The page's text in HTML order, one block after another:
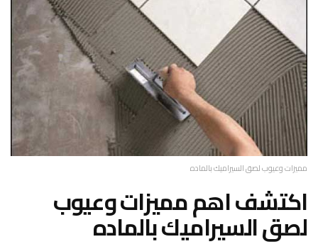
مميزات وعيوب لصق السيراميك بالماده
اكتشف اهم مميزات وعيوب
لصق السيراميك بالماده